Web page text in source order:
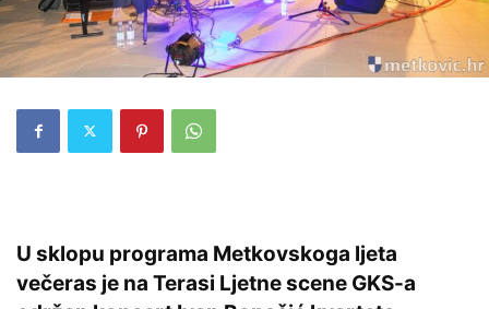
U sklopu programa Metkovskoga ljeta
večeras je na Terasi Ljetne scene GKS-a